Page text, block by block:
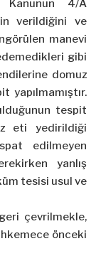
Kanunun 4/A
verildiğini ve
manevi
gibi
domuz
tespit
eti yedirildiği
edilmeyen
yanlış
tesisi usul ve
çevrilmekle,
önceki